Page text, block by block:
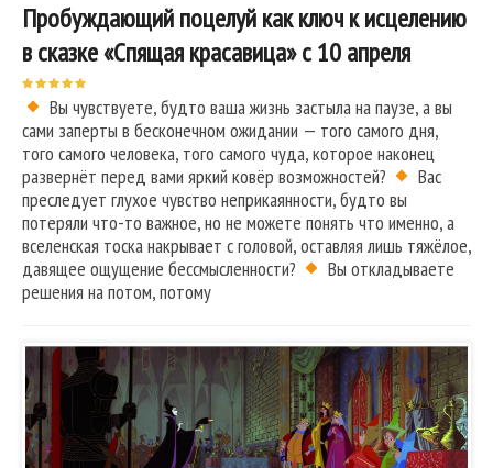
Пробуждающий поцелуй как ключ к исцелению
в сказке «Спящая красавица» с 10 апреля
Вы чувствуете, будто ваша жизнь застыла на паузе, а вы
сами заперты в бесконечном ожидании — того самого дня,
того самого человека, того самого чуда, которое наконец
развернёт перед вами яркий ковёр возможностей?
Вас
преследует глухое чувство неприкаянности, будто вы
потеряли что-то важное, но не можете понять что именно, а
вселенская тоска накрывает с головой, оставляя лишь тяжёлое,
давящее ощущение бессмысленности?
Вы откладываете
решения на потом, потому